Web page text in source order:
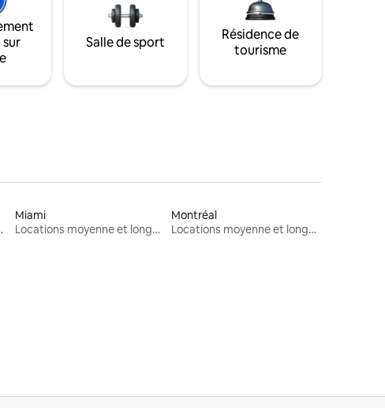
Salle de sport
Résidence de
tourisme
durée
Miami
Locations moyenne et longue durée
Montréal
Locations moyenne et longue durée